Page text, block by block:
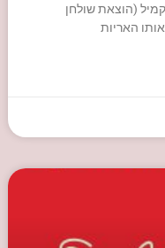
(הוצאת שולחן
האריות